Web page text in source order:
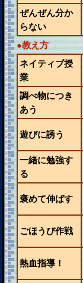
ぜんぜん分か
らない
●教え方
ネイティブ授
業
調べ物につき
あう
遊びに誘う
一緒に勉強す
る
褒めて伸ばす
ごほうび作戦
熱血指導！